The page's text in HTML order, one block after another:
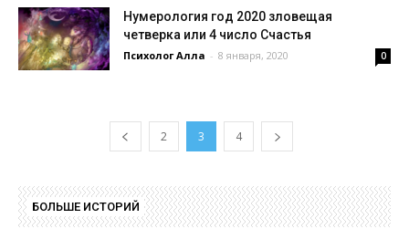
Нумерология год 2020 зловещая
четверка или 4 число Счастья
Психолог Алла - 8 января, 2020 0
2 3 4
БОЛЬШЕ ИСТОРИЙ